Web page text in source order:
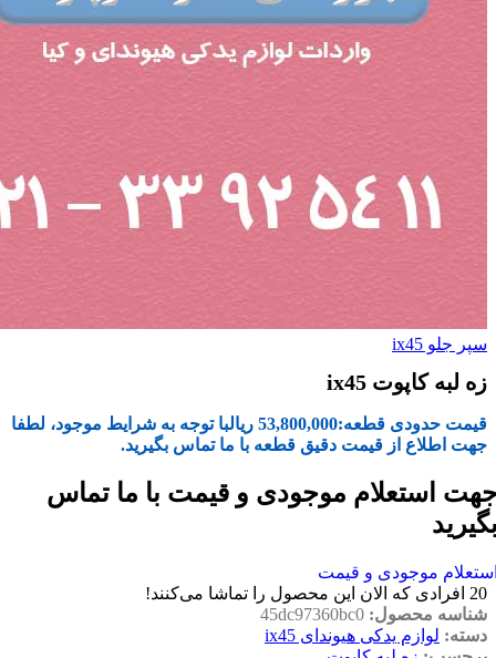
سپر جلو ix45
زه لبه کاپوت ix45
قیمت حدودی قطعه:53,800,000 ریالبا توجه به شرایط موجود، لطفا
جهت اطلاع از قیمت دقیق قطعه با ما تماس بگیرید.
استعلام موجودی و قیمت با ما تماس
موجودی و قیمت
20 افرادی که الان این محصول را تماشا می‌کنند!
شناسه محصول: 45dc97360bc0
دسته: لوازم یدکی هیوندای ix45